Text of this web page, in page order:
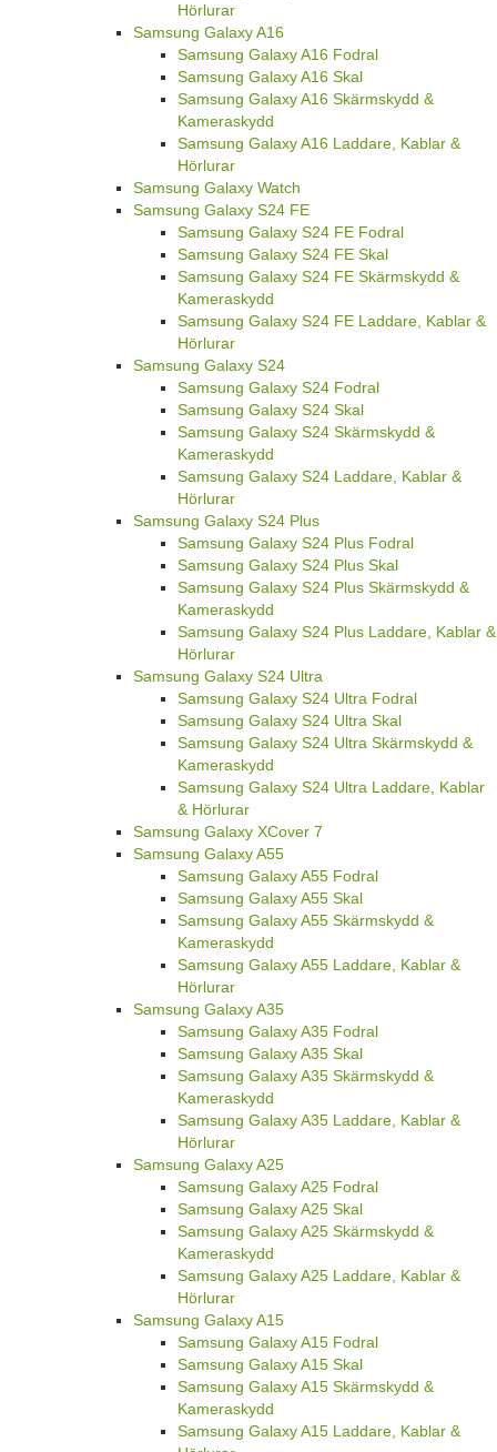
Hörlurar
Samsung Galaxy A16
Samsung Galaxy A16 Fodral
Samsung Galaxy A16 Skal
Samsung Galaxy A16 Skärmskydd &
Kameraskydd
Samsung Galaxy A16 Laddare, Kablar &
Hörlurar
Samsung Galaxy Watch
Samsung Galaxy S24 FE
Samsung Galaxy S24 FE Fodral
Samsung Galaxy S24 FE Skal
Samsung Galaxy S24 FE Skärmskydd &
Kameraskydd
Samsung Galaxy S24 FE Laddare, Kablar &
Hörlurar
Samsung Galaxy S24
Samsung Galaxy S24 Fodral
Samsung Galaxy S24 Skal
Samsung Galaxy S24 Skärmskydd &
Kameraskydd
Samsung Galaxy S24 Laddare, Kablar &
Hörlurar
Samsung Galaxy S24 Plus
Samsung Galaxy S24 Plus Fodral
Samsung Galaxy S24 Plus Skal
Samsung Galaxy S24 Plus Skärmskydd &
Kameraskydd
Samsung Galaxy S24 Plus Laddare, Kablar &
Hörlurar
Samsung Galaxy S24 Ultra
Samsung Galaxy S24 Ultra Fodral
Samsung Galaxy S24 Ultra Skal
Samsung Galaxy S24 Ultra Skärmskydd &
Kameraskydd
Samsung Galaxy S24 Ultra Laddare, Kablar
& Hörlurar
Samsung Galaxy XCover 7
Samsung Galaxy A55
Samsung Galaxy A55 Fodral
Samsung Galaxy A55 Skal
Samsung Galaxy A55 Skärmskydd &
Kameraskydd
Samsung Galaxy A55 Laddare, Kablar &
Hörlurar
Samsung Galaxy A35
Samsung Galaxy A35 Fodral
Samsung Galaxy A35 Skal
Samsung Galaxy A35 Skärmskydd &
Kameraskydd
Samsung Galaxy A35 Laddare, Kablar &
Hörlurar
Samsung Galaxy A25
Samsung Galaxy A25 Fodral
Samsung Galaxy A25 Skal
Samsung Galaxy A25 Skärmskydd &
Kameraskydd
Samsung Galaxy A25 Laddare, Kablar &
Hörlurar
Samsung Galaxy A15
Samsung Galaxy A15 Fodral
Samsung Galaxy A15 Skal
Samsung Galaxy A15 Skärmskydd &
Kameraskydd
Samsung Galaxy A15 Laddare, Kablar &